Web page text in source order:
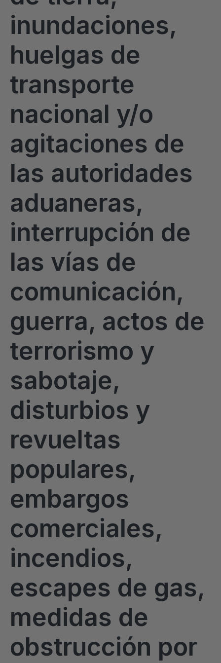
inundaciones,
huelgas de
transporte
nacional y/o
agitaciones de
las autoridades
aduaneras,
interrupción de
las vías de
comunicación,
guerra, actos de
terrorismo y
sabotaje,
disturbios y
revueltas
populares,
embargos
comerciales,
incendios,
escapes de gas,
medidas de
obstrucción por